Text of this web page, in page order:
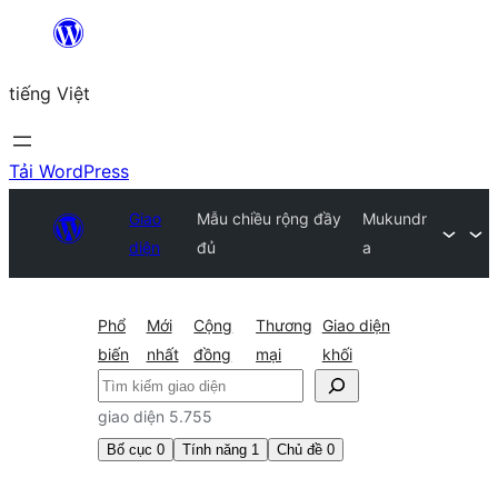
Chuyển
phần
nội
dung
tiếng Việt
Tải WordPress
Giao
diện
Mẫu chiều rộng đầy
đủ
Mukundr
a
Phổ
biến
Mới
nhất
Cộng
đồng
Thương
mại
Giao diện
khối
Tìm
kiếm
giao diện 5.755
Bố cục 0 Tính năng 1 Chủ đề 0